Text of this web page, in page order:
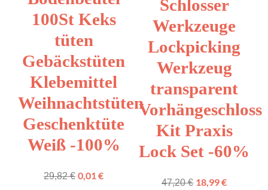
100St Keks
tüten
Gebäckstüten
Klebemittel
Weihnachtstüten
Geschenktüte
Weiß -100%
29,82€ 0,01€
Schlosser
Werkzeuge
Lockpicking
Werkzeug
transparent
Vorhängeschloss
Kit Praxis
Lock Set -60%
47,20€ 18,99€